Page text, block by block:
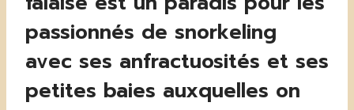
passionnés de snorkeling
avec ses anfractuosités et ses
petites baies auxquelles on